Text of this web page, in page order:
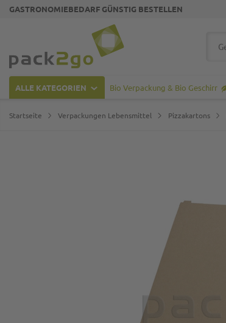
GASTRONOMIEBEDARF GÜNSTIG BESTELLEN
ALLE KATEGORIEN Bio Verpackung & Bio Geschirr
Startseite Verpackungen Lebensmittel Pizzakartons